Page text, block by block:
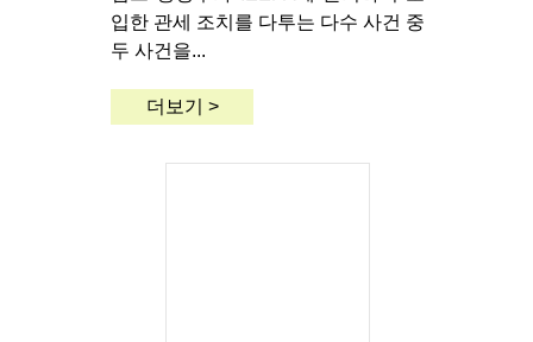
입한 관세 조치를 다투는 다수 사건 중
두 사건을...
더보기 >